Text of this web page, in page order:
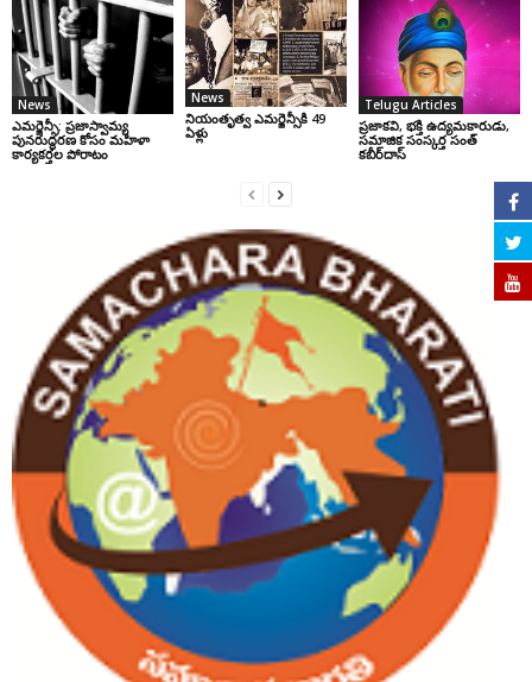
News
ఎమర్జెన్సీ: ప్రజాస్వామ్య
పునరుద్ధరణ కోసం మహిళా
కార్యకర్తల పోరాటం
News
నియంతృత్వ ఎమర్జెన్సీకి 49
ఏళ్లు
Telugu Articles
ప్రజాకవి, భక్తి ఉద్యమకారుడు,
సమాజిక సంస్కర్త సంత్‌
కబీర్‌దాస్‌